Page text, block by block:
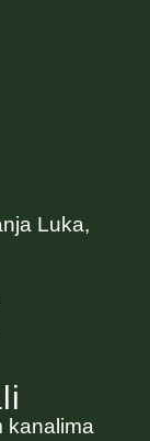
Luka,
kanalima